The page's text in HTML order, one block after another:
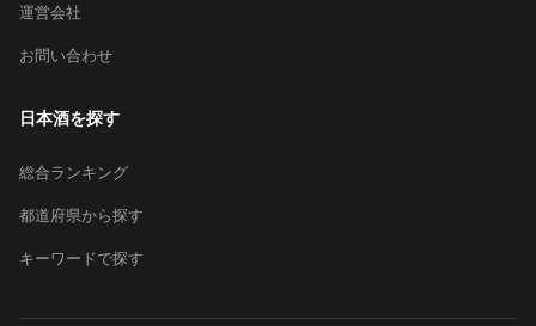
運営会社
お問い合わせ
日本酒を探す
総合ランキング
都道府県から探す
キーワードで探す